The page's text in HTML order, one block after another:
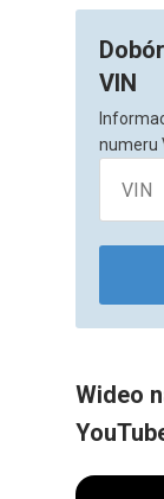
VIN
numeru
Wideo